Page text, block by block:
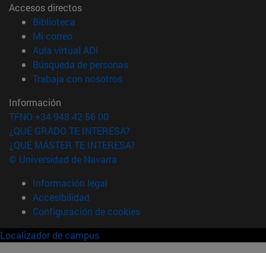
Accesos directos
Biblioteca
Mi correo(abre en nueva ventana)
Aula virtual ADI
Búsqueda de personas(abre en nueva ventana)
Trabaja con nosotros(abre en nueva ventana)
Información
TFNO +34 948 42 56 00
¿QUÉ GRADO TE INTERESA?
¿QUÉ MÁSTER TE INTERESA?
© Universidad de Navarra
Información legal
Accesibilidad
Configuración de cookies
Localizador de campus